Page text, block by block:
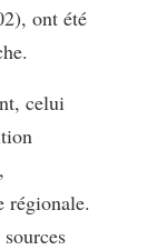
ont été
celui
régionale.